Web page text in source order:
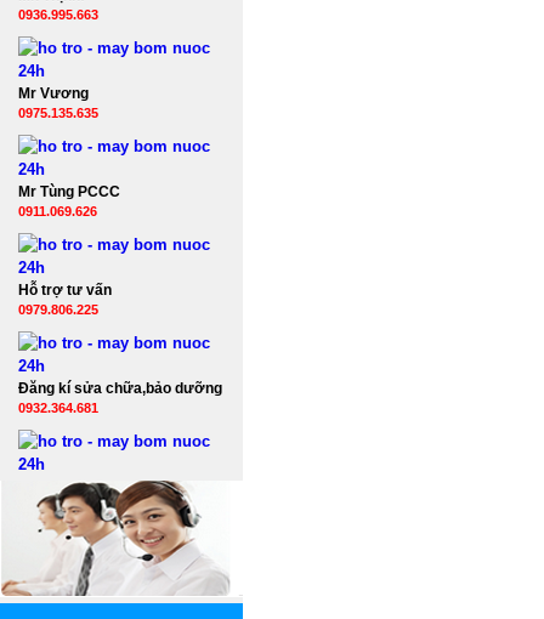
0936.995.663
Mr Vương
0975.135.635
Mr Tùng PCCC
0911.069.626
Hỗ trợ tư vấn
0979.806.225
Đăng kí sửa chữa,bảo dưỡng
0932.364.681